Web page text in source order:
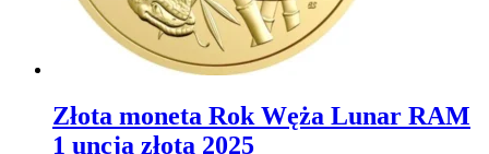
Złota moneta Rok Węża Lunar RAM
1 uncja złota 2025